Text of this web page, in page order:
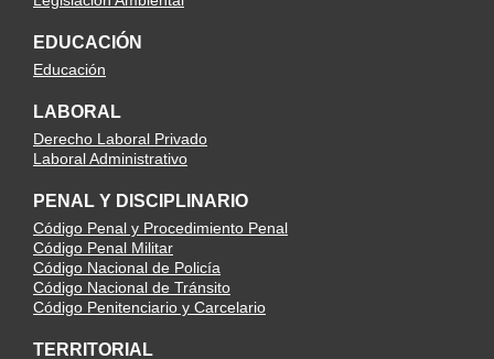
EDUCACIÓN
Educación
LABORAL
Derecho Laboral Privado
Laboral Administrativo
PENAL Y DISCIPLINARIO
Código Penal y Procedimiento Penal
Código Penal Militar
Código Nacional de Policía
Código Nacional de Tránsito
Código Penitenciario y Carcelario
TERRITORIAL